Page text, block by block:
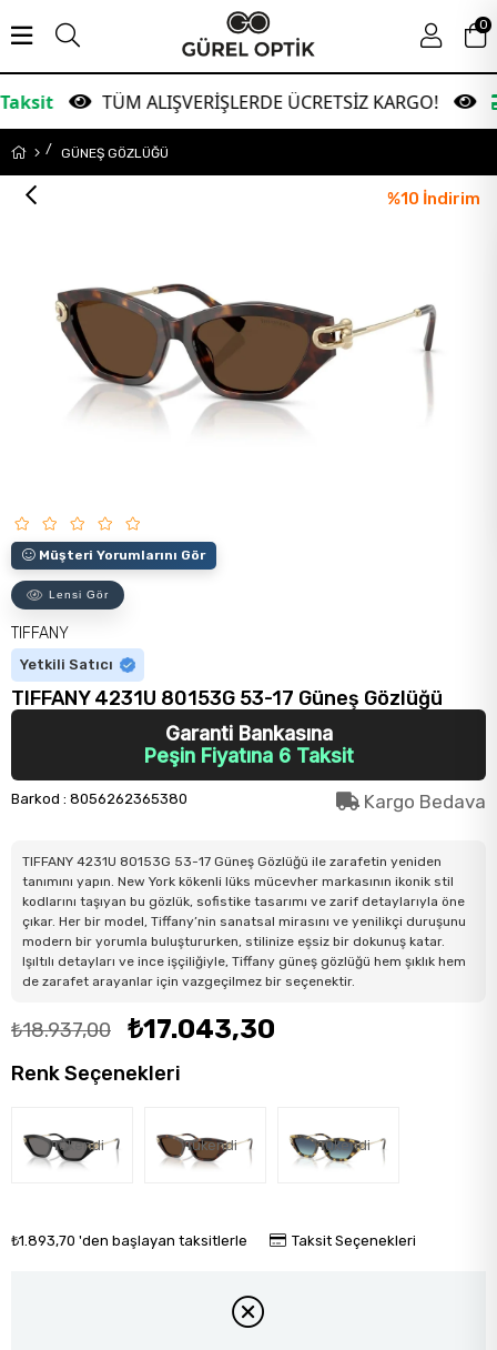
TÜM ALIŞVERİŞLERDE ÜCRETSİZ KARGO!
0
GÜNEŞ GÖZLÜĞÜ
%10 İndirim
Müşteri Yorumlarını Gör
Lensi Gör
TIFFANY
Yetkili Satıcı
TIFFANY 4231U 80153G 53-17 Güneş Gözlüğü
Garanti Bankasına
Peşin Fiyatına 6 Taksit
Barkod : 8056262365380 Kargo Bedava
TIFFANY 4231U 80153G 53-17 Güneş Gözlüğü ile zarafetin yeniden
tanımını yapın. New York kökenli lüks mücevher markasının ikonik stil
kodlarını taşıyan bu gözlük, sofistike tasarımı ve zarif detaylarıyla öne
çıkar. Her bir model, Tiffany’nin sanatsal mirasını ve yenilikçi duruşunu
modern bir yorumla buluştururken, stilinize eşsiz bir dokunuş katar.
Işıltılı detayları ve ince işçiliğiyle, Tiffany güneş gözlüğü hem şıklık hem
de zarafet arayanlar için vazgeçilmez bir seçenektir.
₺18.937,00 ₺17.043,30
Renk Seçenekleri
Tükendi Tükendi Tükendi
₺1.893,70 'den başlayan taksitlerle Taksit Seçenekleri